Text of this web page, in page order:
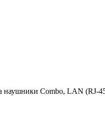
наушники Combo, LAN (RJ-